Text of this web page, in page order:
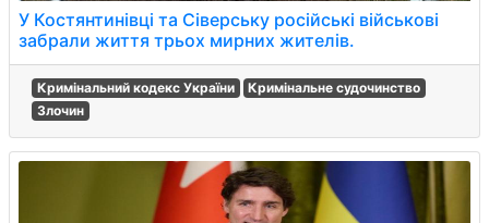
У Костянтинівці та Сіверську російські військові
забрали життя трьох мирних жителів.
Кримінальний кодекс України
Кримінальне судочинство
Злочин